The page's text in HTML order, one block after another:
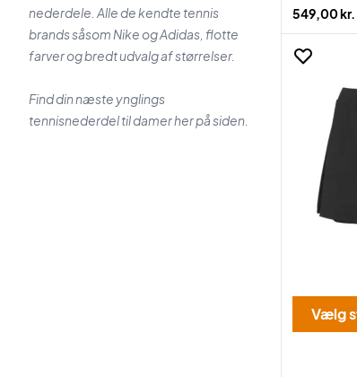
nederdele. Alle de kendte tennis
brands såsom Nike og Adidas, flotte
farver og bredt udvalg af størrelser.
Find din næste ynglings
tennisnederdel til damer her på siden.
549,00 kr.
Vælg